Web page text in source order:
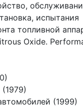
испытания
топливной
Oxide.
(1999)